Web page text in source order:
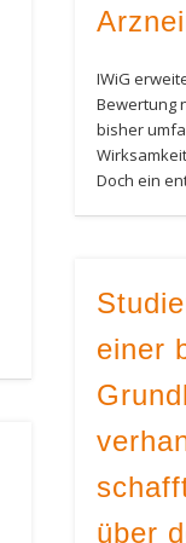
IWiG
Bewertung
bisher
Doch ein
einer
über